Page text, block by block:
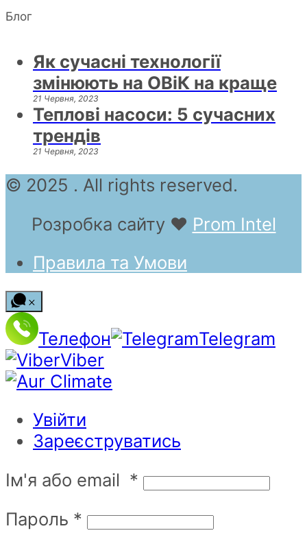
Блог
Як сучасні технології
змінюють на ОВіК на краще
21 Червня, 2023
Теплові насоси: 5 сучасних
трендів
21 Червня, 2023
© 2025 . All rights reserved.
Розробка сайту ❤ Prom Intel
Правила та Умови
Телефон
Telegram
Viber
Увійти
Зареєструватись
Ім'я або email *
Пароль *